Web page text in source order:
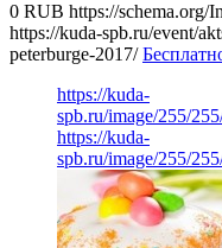
0 RUB https://schema.org/
https://kuda-spb.ru/event/
peterburge-2017/
https://kuda-
spb.ru/image/255/
https://kuda-
spb.ru/image/255/